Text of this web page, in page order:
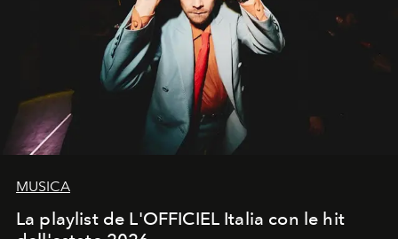
MUSICA
La playlist de L'OFFICIEL Italia con le hit